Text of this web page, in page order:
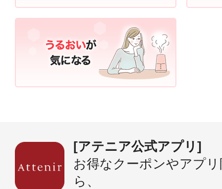
[アテニア公式アプリ]
お得なクーポンやアプ
ら、